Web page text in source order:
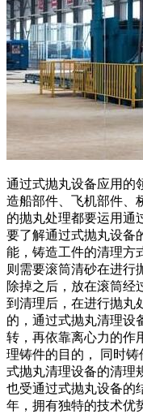
通过式抛丸设备应用的
造船部件、飞机部件、
的抛丸处理都要运用通
要了解通过式抛丸设备
能，铸造工件的清理方
则需要滚筒清砂在进行
除掉之后，放在滚筒经
到清理后，在进行抛丸
的，通过式抛丸清理设
转，再依靠离心力的作
理铸件的目的， 同时
式抛丸清理设备的清理
也受通过式抛丸设备的
年，拥有独特的技术优